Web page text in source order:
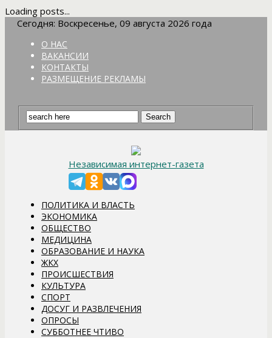
Loading posts...
Сегодня: Воскресенье, 09 августа 2026 года
О НАС
ВАКАНСИИ
КОНТАКТЫ
РАЗМЕЩЕНИЕ РЕКЛАМЫ
Независимая интернет-газета
ПОЛИТИКА И ВЛАСТЬ
ЭКОНОМИКА
ОБЩЕСТВО
МЕДИЦИНА
ОБРАЗОВАНИЕ И НАУКА
ЖКХ
ПРОИСШЕСТВИЯ
КУЛЬТУРА
СПОРТ
ДОСУГ И РАЗВЛЕЧЕНИЯ
ОПРОСЫ
СУББОТНЕЕ ЧТИВО